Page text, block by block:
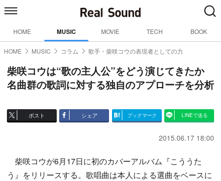
HOME MUSIC MOVIE TECH BOOK
HOME MUSIC コラム 歌手・柴咲コウの表現者としての力
柴咲コウは“歌の主人公”をどう演じてきたか
名曲群の歌詞に対する独自のアプローチを分析
ポスト シェア ブックマーク LINEで送る
2015.06.17 18:00
柴咲コウが6月17日に初のカバーアルバム『こううた
う』をリリースする。歌唱曲は本人による選曲をベースに